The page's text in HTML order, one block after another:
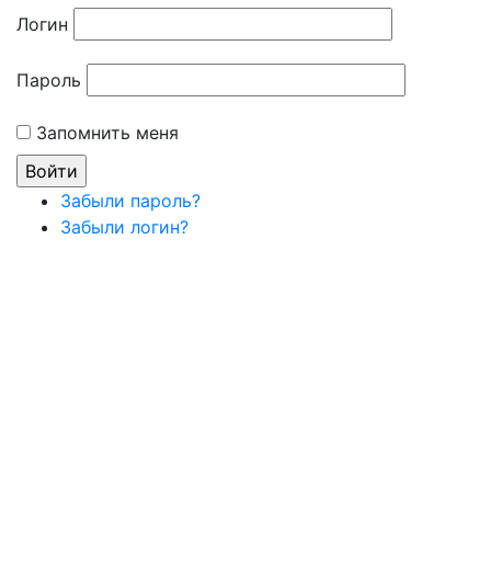
Логин
Пароль
Запомнить меня
Забыли пароль?
Забыли логин?